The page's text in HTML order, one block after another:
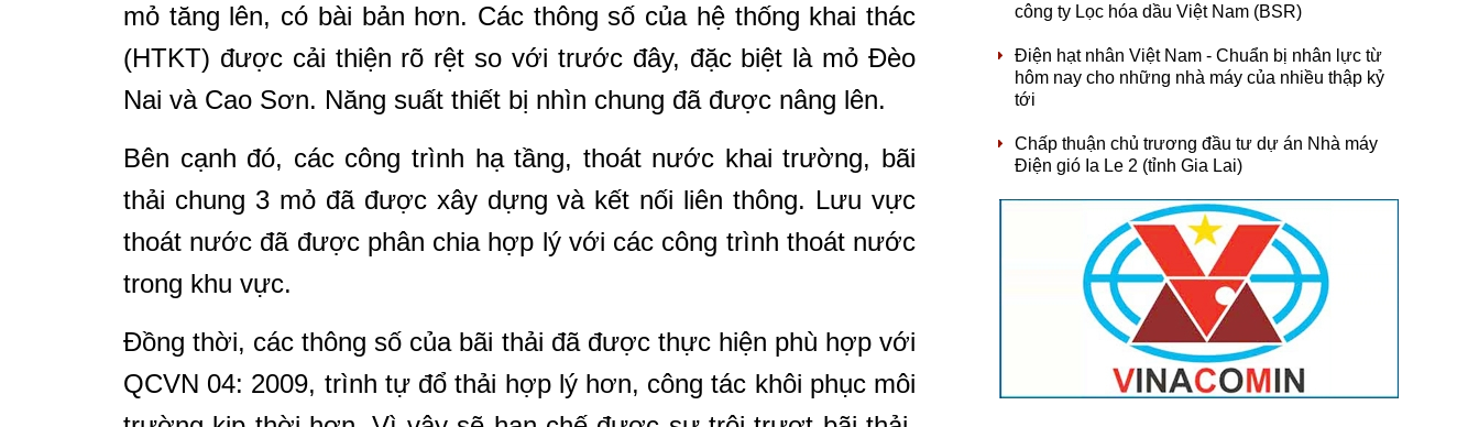
mỏ tăng lên, có bài bản hơn. Các thông số của hệ thống khai thác
(HTKT) được cải thiện rõ rệt so với trước đây, đặc biệt là mỏ Đèo
Nai và Cao Sơn. Năng suất thiết bị nhìn chung đã được nâng lên.
Bên cạnh đó, các công trình hạ tầng, thoát nước khai trường, bãi
thải chung 3 mỏ đã được xây dựng và kết nối liên thông. Lưu vực
thoát nước đã được phân chia hợp lý với các công trình thoát nước
trong khu vực.
Đồng thời, các thông số của bãi thải đã được thực hiện phù hợp với
QCVN 04: 2009, trình tự đổ thải hợp lý hơn, công tác khôi phục môi
công ty Lọc hóa dầu Việt Nam (BSR)
Điện hạt nhân Việt Nam - Chuẩn bị nhân lực từ
hôm nay cho những nhà máy của nhiều thập kỷ
tới
Chấp thuận chủ trương đầu tư dự án Nhà máy
Điện gió Ia Le 2 (tỉnh Gia Lai)